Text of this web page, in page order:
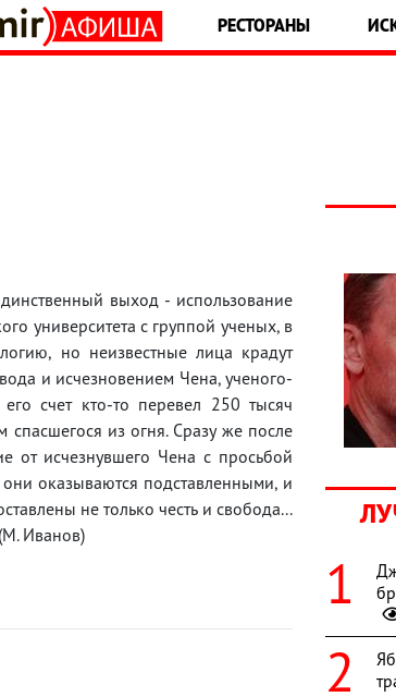
РЕСТОРАНЫ
выход - использование
университета с группой ученых, в
но неизвестные лица крадут
и исчезновением Чена, ученого-
счет кто-то перевел 250 тысяч
спасшегося из огня. Сразу же после
от исчезнувшего Чена с просьбой
оказываются подставленными, и
не только честь и свобода...
Иванов)